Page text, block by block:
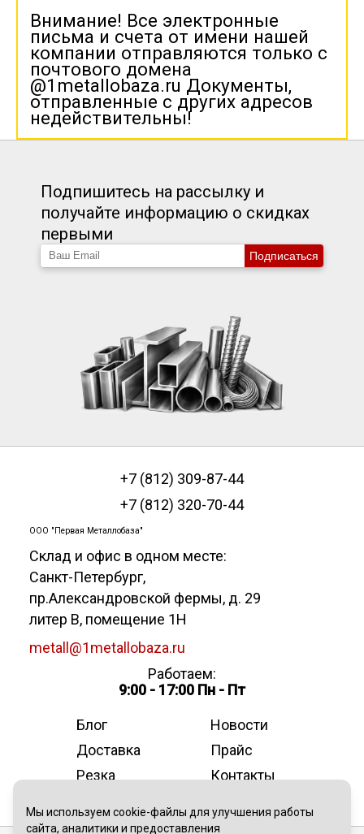
Внимание! Все электронные
письма и счета от имени нашей
компании отправляются только с
почтового домена
@1metallobaza.ru Документы,
отправленные с других адресов
недействительны!
Подпишитесь на рассылку и
получайте информацию о скидках
первыми
Подписаться
+7 (812) 309-87-44
+7 (812) 320-70-44
ООО "Первая Металлобаза"
Склад и офис в одном месте:
Санкт-Петербург,
пр.Александровской фермы, д. 29
литер В, помещение 1Н
metall@1metallobaza.ru
Работаем:
9:00 - 17:00 Пн - Пт
Блог
Новости
Доставка
Прайс
Резка
Контакты
Мы используем cookie-файлы для улучшения работы
сайта, аналитики и предоставления